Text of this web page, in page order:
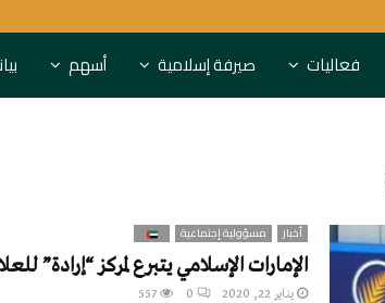
فعاليات صيرفة إسلامية أسهم
أخبار مسؤولية إجتماعية
الإمارات الإسلامي يتبرع لمركز “إرادة”
يناير 22, 2020 0
557